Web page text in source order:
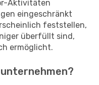
Aktivitäten
eingeschränkt
feststellen,
überfüllt sind,
ermöglicht.
unternehmen?